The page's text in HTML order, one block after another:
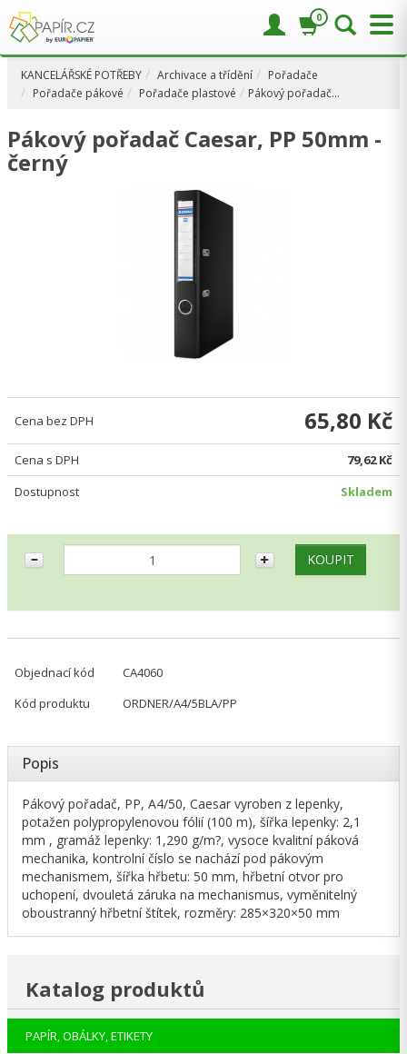
KANCELÁŘSKÉ POTŘEBY Archivace a třídění
Pořadače
Pořadače pákové
Pořadače plastové Pákový pořadač…
Pákový pořadač Caesar, PP 50mm -
černý
Cena bez DPH 65,80 Kč
Cena s DPH
79,62 Kč
Dostupnost
Skladem
Objednací kód
CA4060
Kód produktu
ORDNER/A4/5BLA/PP
Popis
Pákový pořadač, PP, A4/50, Caesar vyroben z lepenky,
potažen polypropylenovou fólií (100 m), šířka lepenky: 2,1
mm , gramáž lepenky: 1,290 g/m?, vysoce kvalitní páková
mechanika, kontrolní číslo se nachází pod pákovým
mechanismem, šířka hřbetu: 50 mm, hřbetní otvor pro
uchopení, dvouletá záruka na mechanismus, vyměnitelný
oboustranný hřbetní štítek, rozměry: 285×320×50 mm
Katalog produktů
PAPÍR, OBÁLKY, ETIKETY
0